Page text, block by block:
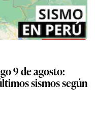
9 de agosto:
sismos según